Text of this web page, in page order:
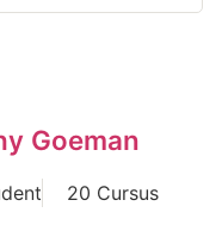
Goeman
20 Cursus